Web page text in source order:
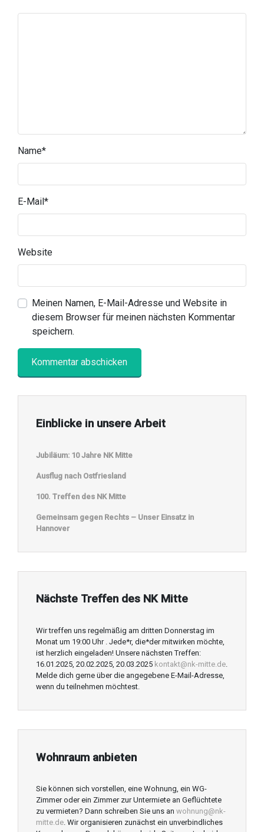
Name*
E-Mail*
Website
Meinen Namen, E-Mail-Adresse und Website in
diesem Browser für meinen nächsten Kommentar
speichern.
Einblicke in unsere Arbeit
Jubiläum: 10 Jahre NK Mitte
Ausflug nach Ostfriesland
100. Treffen des NK Mitte
Gemeinsam gegen Rechts – Unser Einsatz in
Hannover
Nächste Treffen des NK Mitte
Wir treffen uns regelmäßig am dritten Donnerstag im
Monat um 19:00 Uhr . Jede*r, die*der mitwirken möchte,
ist herzlich eingeladen! Unsere nächsten Treffen:
16.01.2025, 20.02.2025, 20.03.2025 kontakt@nk-mitte.de.
Melde dich gerne über die angegebene E-Mail-Adresse,
wenn du teilnehmen möchtest.
Wohnraum anbieten
Sie können sich vorstellen, eine Wohnung, ein WG-
Zimmer oder ein Zimmer zur Untermiete an Geflüchtete
zu vermieten? Dann schreiben Sie uns an wohnung@nk-
mitte.de. Wir organisieren zunächst ein unverbindliches